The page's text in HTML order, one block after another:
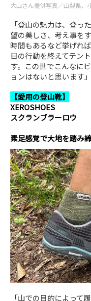
大山さん提供写真／山梨県、
「登山の魅力は、登っ
望の美しさ、考え事を
時間もあるなど挙げれ
日の行動を終えてテン
す。この世でこんなに
ョンはないと思います」
【愛用の登山靴】
XEROSHOES
スクランブラーロウ
素足感覚で大地を踏み
「山での目的によって